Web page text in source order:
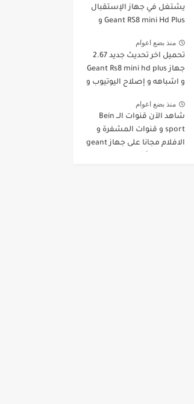
يشتغل في جهاز الإستقبال
Geant RS8 mini Hd Plus و
منذ بضع اعوام
تحميل اخر تحديث جديد 2.67
جهاز Geant Rs8 mini hd plus
و اشباهه و إصلاح اليوتيوب و
Jour GN
منذ بضع اعوام
شاهد الآن قنوات الــ Bein
sport و قنوات المشفرة و
الافلام مجانا على جهاز geant